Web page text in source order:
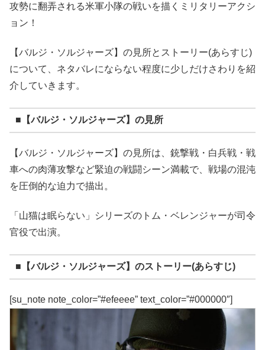
攻勢に翻弄される米軍小隊の戦いを描くミリタリーアクシ
ョン！
【バルジ・ソルジャーズ】の見所とストーリー(あらすじ)
について、ネタバレにならない程度に少しだけさわりを紹
介していきます。
■【バルジ・ソルジャーズ】の見所
【バルジ・ソルジャーズ】の見所は、銃撃戦・白兵戦・戦
車への肉薄攻撃など緊迫の戦闘シーン満載で、戦場の混沌
を圧倒的な迫力で描出。
「山猫は眠らない」シリーズのトム・ベレンジャーが司令
官役で出演。
■【バルジ・ソルジャーズ】のストーリー(あらすじ)
[su_note note_color=”#efeeee” text_color=”#000000″]